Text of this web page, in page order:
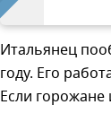
Итальянец
году. Его
Если горожане